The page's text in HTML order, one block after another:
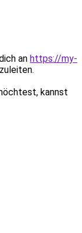
an https://my-
kannst